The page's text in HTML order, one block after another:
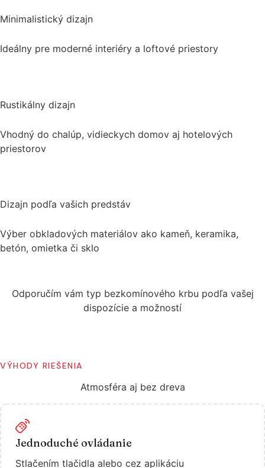
Minimalistický dizajn
Ideálny pre moderné interiéry a loftové priestory
Rustikálny dizajn
Vhodný do chalúp, vidieckych domov aj hotelových
priestorov
Dizajn podľa vašich predstáv
Výber obkladových materiálov ako kameň, keramika,
betón, omietka či sklo
Odporučím vám typ bezkomínového krbu podľa vašej
dispozície a možností
VÝHODY RIEŠENIA
Atmosféra aj bez dreva
Jednoduché ovládanie
Stlačením tlačidla alebo cez aplikáciu